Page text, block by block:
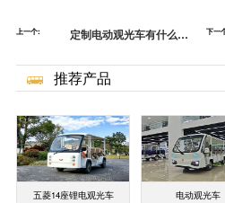
上一个:
定制电动观光车有什么要
不到[五菱]
下一
推荐产品
五菱14座锂电观光车 电动观光车